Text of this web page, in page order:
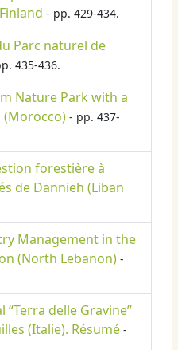
- pp. 429-434.
Parc naturel de
435-436.
Nature Park with a
- pp. 437-
forestière à
de Dannieh (Liban
Management in the
(North Lebanon) -
delle Gravine”
(Italie). Résumé -